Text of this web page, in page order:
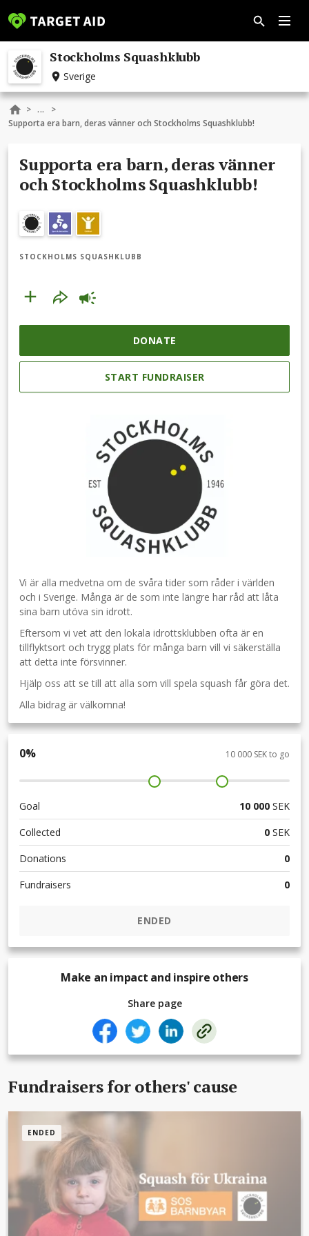
Stockholms Squashklubb
Sverige
> ...
>
Supporta era barn, deras vänner och Stockholms Squashklubb!
Supporta era barn, deras vänner
och Stockholms Squashklubb!
STOCKHOLMS SQUASHKLUBB
DONATE
START FUNDRAISER
Vi är alla medvetna om de svåra tider som råder i världen
och i Sverige. Många är de som inte längre har råd att låta
sina barn utöva sin idrott.
Eftersom vi vet att den lokala idrottsklubben ofta är en
tillflyktsort och trygg plats för många barn vill vi säkerställa
att detta inte försvinner.
Hjälp oss att se till att alla som vill spela squash får göra det.
Alla bidrag är välkomna!
0% 10 000 SEK to go
Goal 10 000 SEK
Collected
0 SEK
Donations
0
Fundraisers
0
ENDED
Make an impact and inspire others
Share page
Fundraisers for others' cause
ENDED